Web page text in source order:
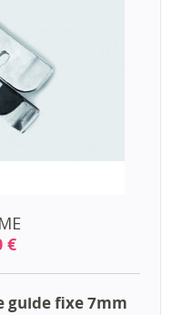
€
guide fixe 7mm